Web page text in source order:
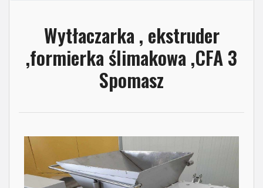
Wytłaczarka , ekstruder
,formierka ślimakowa ,CFA 3
Spomasz